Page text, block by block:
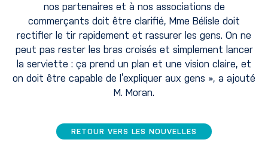
nos partenaires et à nos associations de
commerçants doit être clarifié, Mme Bélisle doit
rectifier le tir rapidement et rassurer les gens. On ne
peut pas rester les bras croisés et simplement lancer
la serviette : ça prend un plan et une vision claire, et
on doit être capable de l’expliquer aux gens », a ajouté
M. Moran.
RETOUR VERS LES NOUVELLES